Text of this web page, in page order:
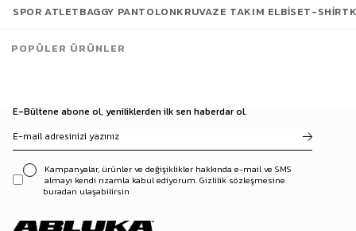
E-Bültene abone ol, yeniliklerden ilk sen haberdar ol.
Kampanyalar, ürünler ve değişiklikler hakkında e-mail ve SMS
almayı kendi rızamla kabul ediyorum. Gizlilik sözleşmesine
buradan ulaşabilirsin
SPOR ATLETBAGGY PANTOLONKRUVAZE TAKIM ELBISET-SHIRT
POPÜLER ÜRÜNLER